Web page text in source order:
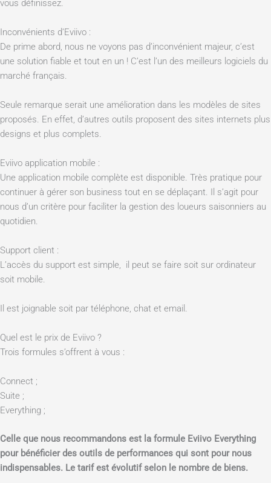
vous définissez.
Inconvénients d’Eviivo :
De prime abord, nous ne voyons pas d’inconvénient majeur, c’est
une solution fiable et tout en un ! C’est l’un des meilleurs logiciels du
marché français.
Seule remarque serait une amélioration dans les modèles de sites
proposés. En effet, d’autres outils proposent des sites internets plus
designs et plus complets.
Eviivo application mobile :
Une application mobile complète est disponible. Très pratique pour
continuer à gérer son business tout en se déplaçant. Il s’agit pour
nous d’un critère pour faciliter la gestion des loueurs saisonniers au
quotidien.
Support client :
L’accès du support est simple, il peut se faire soit sur ordinateur
soit mobile.
Il est joignable soit par téléphone, chat et email.
Quel est le prix de Eviivo ?
Trois formules s’offrent à vous :
Connect ;
Suite ;
Everything ;
Celle que nous recommandons est la formule Eviivo Everything
pour bénéficier des outils de performances qui sont pour nous
indispensables. Le tarif est évolutif selon le nombre de biens.